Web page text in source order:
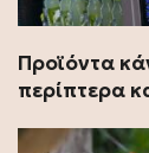
Προϊόντα
περίπτερα